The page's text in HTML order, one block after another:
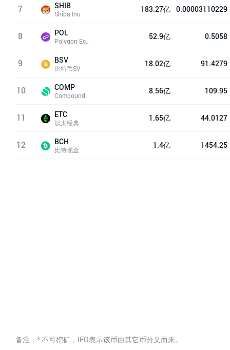
7 SHIB
Shiba Inu 183.27亿 0.00003110229
8 POL 52.9亿 0.5058
9 BSV
比特币SV 18.02亿 91.4279
10 COMP
Compound 8.56亿 109.95
11 ETC
以太经典 1.65亿 44.0127
12 BCH
比特现金 1.4亿 1454.25
备注：* 不可挖矿，IFO表示该币由其它币分叉而来。